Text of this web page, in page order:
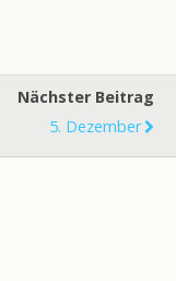
Nächster Beitrag
5. Dezember